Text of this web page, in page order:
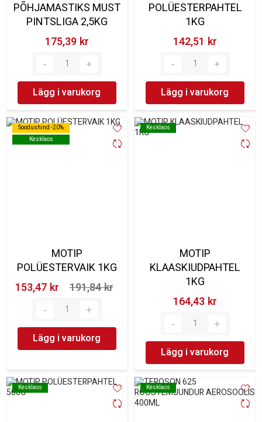
PÕHJAMASTIKS MUST
PINTSLIGA 2,5KG
175,39 kr‎
Lägg i varukorg
POLÜESTERPAHTEL
1KG
142,51 kr‎
Lägg i varukorg
Soodushind -20%
Kesklaos
Soodushind -20%
Kesklaos
MOTIP
POLÜESTERVAIK 1KG
153,47 kr‎
191,84 kr‎
Lägg i varukorg
Kesklaos
Kesklaos
MOTIP
KLAASKIUDPAHTEL
1KG
164,43 kr‎
Lägg i varukorg
Kesklaos
Kesklaos Kesklaos
Kesklaos